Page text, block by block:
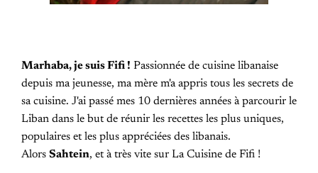
Marhaba, je suis Fifi ! Passionnée de cuisine libanaise
depuis ma jeunesse, ma mère m'a appris tous les secrets de
sa cuisine. J'ai passé mes 10 dernières années à parcourir le
Liban dans le but de réunir les recettes les plus uniques,
populaires et les plus appréciées des libanais.
Alors Sahtein, et à très vite sur La Cuisine de Fifi !